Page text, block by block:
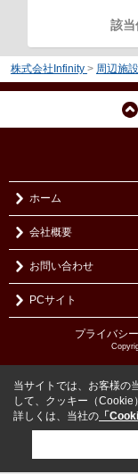
該
株式会社Infinity > 周辺施
ホーム
会社概要
お問い合わせ
PCサイト
プライバシ
当サイトでは、お客様の
して、クッキー（Cookie
詳しくは、当社の 「